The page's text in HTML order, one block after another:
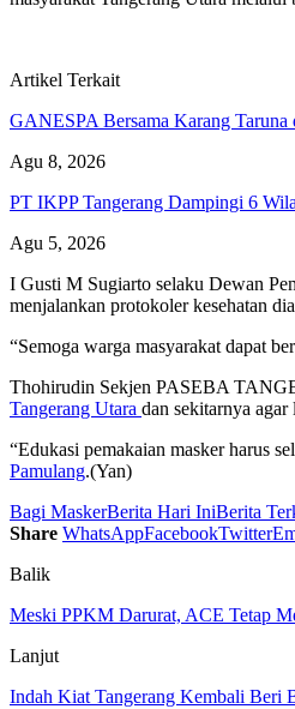
Artikel Terkait
GANESPA Bersama Karang
Agu 8, 2026
PT IKPP Tangerang Dampingi 6
Agu 5, 2026
I Gusti M Sugiarto selaku Dewan
menjalankan protokoler kesehatan
“Semoga warga masyarakat dapat
Thohirudin Sekjen PASEBA
Tangerang Utara dan sekitarnya
“Edukasi pemakaian masker harus
Pamulang.(Yan)
Bagi MaskerBerita Hari IniBerita
Share WhatsAppFacebookTwitter
Balik
Meski PPKM Darurat, ACE Tetap
Lanjut
Indah Kiat Tangerang Kembali Beri